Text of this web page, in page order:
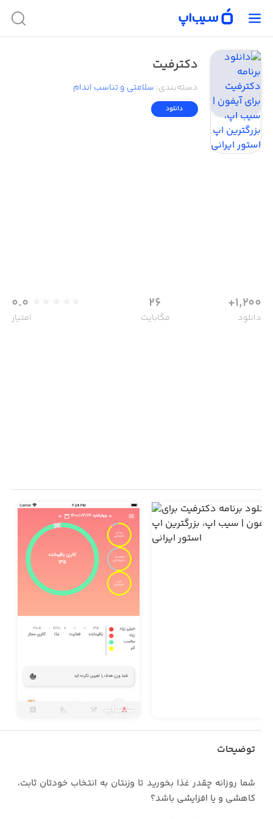
دکترفیت
دسته‌بندی: سلامتی و تناسب اندام
دانلود
1,200+
دانلود
26
مگابایت
0.0
امتیاز
توضیحات
شما روزانه چقدر غذا بخورید تا وزنتان به انتخاب خودتان ثابت،
کاهشی و یا افزایشی باشد؟